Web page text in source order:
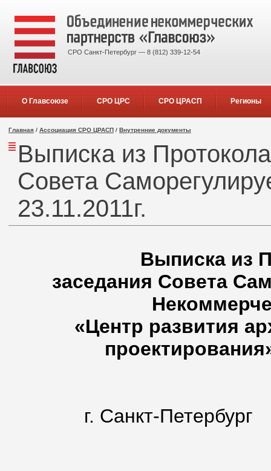
СРО Санкт-Петербург — 8 (812) 339-12-54
О Главсоюзе СРО ЦРС СРО ЦРАСП Регионы
Главная / Ассоциация СРО ЦРАСП / Внутренние документы
Выписка из
Совета
23.11.2011г.
Выписка из
заседания Совета
«Центр развития
г.